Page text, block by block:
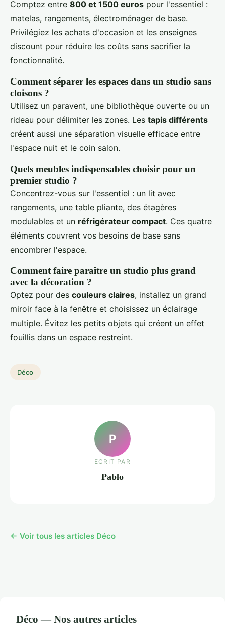
Comptez entre 800 et 1500 euros pour l'essentiel :
matelas, rangements, électroménager de base.
Privilégiez les achats d'occasion et les enseignes
discount pour réduire les coûts sans sacrifier la
fonctionnalité.
Comment séparer les espaces dans un studio sans
cloisons ?
Utilisez un paravent, une bibliothèque ouverte ou un
rideau pour délimiter les zones. Les tapis différents
créent aussi une séparation visuelle efficace entre
l'espace nuit et le coin salon.
Quels meubles indispensables choisir pour un
premier studio ?
Concentrez-vous sur l'essentiel : un lit avec
rangements, une table pliante, des étagères
modulables et un réfrigérateur compact. Ces quatre
éléments couvrent vos besoins de base sans
encombrer l'espace.
Comment faire paraître un studio plus grand
avec la décoration ?
Optez pour des couleurs claires, installez un grand
miroir face à la fenêtre et choisissez un éclairage
multiple. Évitez les petits objets qui créent un effet
fouillis dans un espace restreint.
Déco
P
ECRIT PAR
Pablo
← Voir tous les articles Déco
Déco — Nos autres articles